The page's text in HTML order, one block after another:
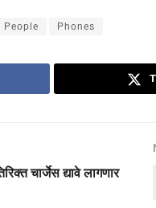
People Phones
चार्जेस द्यावे लागणार